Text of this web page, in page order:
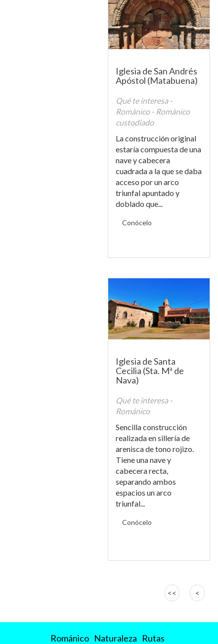
Iglesia de San Andrés
Apóstol (Matabuena)
Qué te interesa -
Románico - Románico
custodiado
La construcción original
estaría compuesta de una
nave y cabecera
cuadrada a la que se daba
acceso por un arco
triunfal apuntado y
doblado que...
Conócelo
Iglesia de Santa
Cecilia (Sta. Mª de
Nava)
Qué te interesa -
Románico
Sencilla construcción
realizada en sillería de
arenisca de tono rojizo.
Tiene una nave y
cabecera recta,
separando ambos
espacios un arco
triunfal...
Conócelo
<< <
Románico Naturaleza Rutas